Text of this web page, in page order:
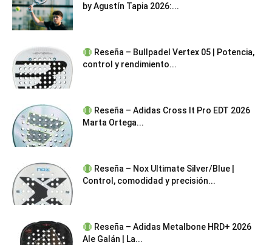
by Agustín Tapia 2026:...
Reseña – Bullpadel Vertex 05 | Potencia,
control y rendimiento...
Reseña – Adidas Cross It Pro EDT 2026
Marta Ortega...
Reseña – Nox Ultimate Silver/Blue |
Control, comodidad y precisión...
Reseña – Adidas Metalbone HRD+ 2026
Ale Galán | La...